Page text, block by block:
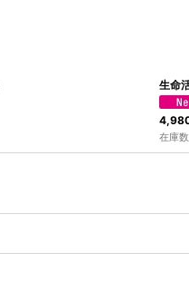
生命
在庫